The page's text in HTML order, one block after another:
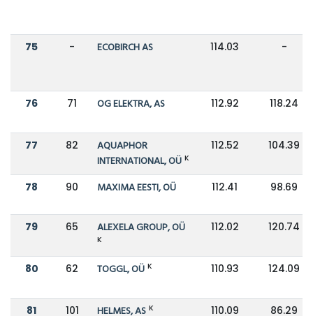
75 - ECOBIRCH AS 114.03 -
76 71 OG ELEKTRA, AS 112.92 118.24
77 82
AQUAPHOR
INTERNATIONAL, OÜ K
112.52 104.39
78 90 MAXIMA EESTI, OÜ 112.41 98.69
79 65 ALEXELA GROUP, OÜ
K
112.02 120.74
80 62 TOGGL, OÜ K 110.93 124.09
81 101 HELMES, AS K 110.09 86.29